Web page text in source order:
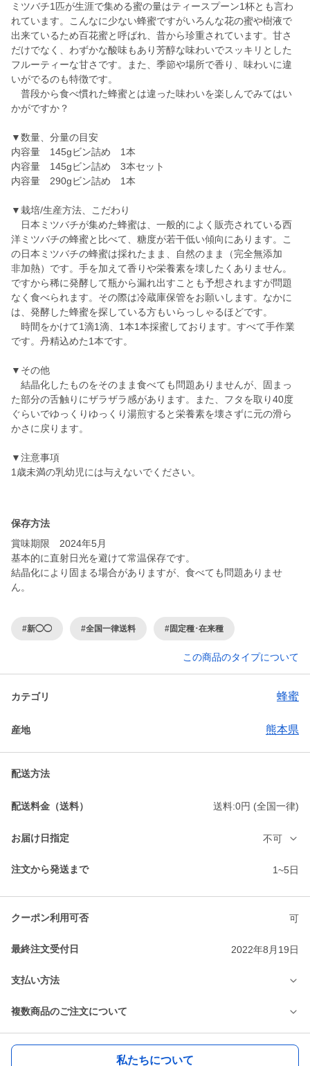
ミツバチ1匹が生涯で集める蜜の量はティースプーン1杯とも言わ
れています。こんなに少ない蜂蜜ですがいろんな花の蜜や樹液で
出来ているため百花蜜と呼ばれ、昔から珍重されています。甘さ
だけでなく、わずかな酸味もあり芳醇な味わいでスッキリとした
フルーティーな甘さです。また、季節や場所で香り、味わいに違
いがでるのも特徴です。
普段から食べ慣れた蜂蜜とは違った味わいを楽しんでみてはい
かがですか？
▼数量、分量の目安
内容量 145gビン詰め 1本
内容量 145gビン詰め 3本セット
内容量 290gビン詰め 1本
▼栽培/生産方法、こだわり
日本ミツバチが集めた蜂蜜は、一般的によく販売されている西
洋ミツバチの蜂蜜と比べて、糖度が若干低い傾向にあります。こ
の日本ミツバチの蜂蜜は採れたまま、自然のまま（完全無添加
非加熱）です。手を加えて香りや栄養素を壊したくありません。
ですから稀に発酵して瓶から漏れ出すことも予想されますが問題
なく食べられます。その際は冷蔵庫保管をお願いします。なかに
は、発酵した蜂蜜を探している方もいらっしゃるほどです。
時間をかけて1滴1滴、1本1本採蜜しております。すべて手作業
です。丹精込めた1本です。
▼その他
結晶化したものをそのまま食べても問題ありませんが、固まっ
た部分の舌触りにザラザラ感があります。また、フタを取り40度
ぐらいでゆっくりゆっくり湯煎すると栄養素を壊さずに元の滑ら
かさに戻ります。
▼注意事項
1歳未満の乳幼児には与えないでください。
保存方法
賞味期限 2024年5月
基本的に直射日光を避けて常温保存です。
結晶化により固まる場合がありますが、食べても問題ありませ
#新◯◯ #全国一律送料 #固定種･在来種
この商品のタイプについて
カテゴリ 蜂蜜
産地 熊本県
配送方法
配送料金（送料） 送料:0円 (全国一律)
お届け日指定 不可
注文から発送まで 1~5日
クーポン利用可否 可
最終注文受付日 2022年8月19日
支払い方法
複数商品のご注文について
私たちについて